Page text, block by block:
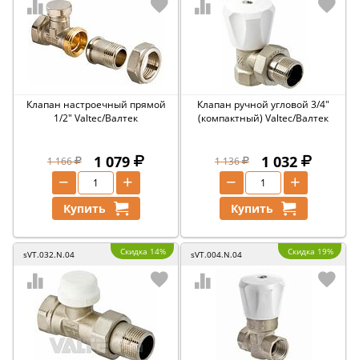
Клапан настроечный прямой
1/2" Valtec/Валтек
1 166 1 079
+
−
Купить
Клапан ручной угловой 3/4"
(компактный) Valtec/Валтек
1 136 1 032
+
−
Купить
sVT.032.N.04 Скидка 14% sVT.004.N.04 Скидка 19%